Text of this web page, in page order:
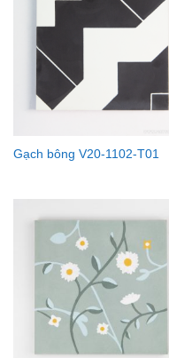
Gạch bông V20-1102-T01